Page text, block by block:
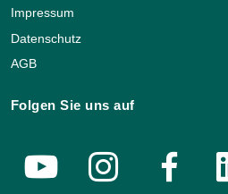
Impressum
Datenschutz
AGB
Folgen Sie uns auf